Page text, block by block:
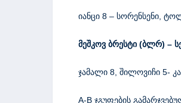
იანცი 8 – სორენსენი,
მეშკოვ ბრესტი (ბლრ) –
ჯამალი 8, შილოვიჩი 5-
A-B ჯგუფების